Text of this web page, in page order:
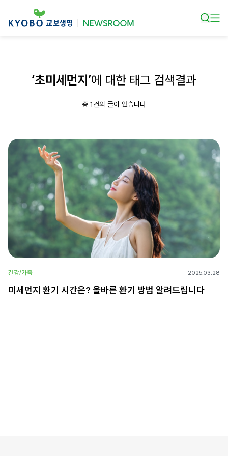
‘초미세먼지’에 대한 태그 검색결과
총 1건의 글이 있습니다
건강/가족 2025.03.28
미세먼지 환기 시간은? 올바른 환기 방법 알려드립니다